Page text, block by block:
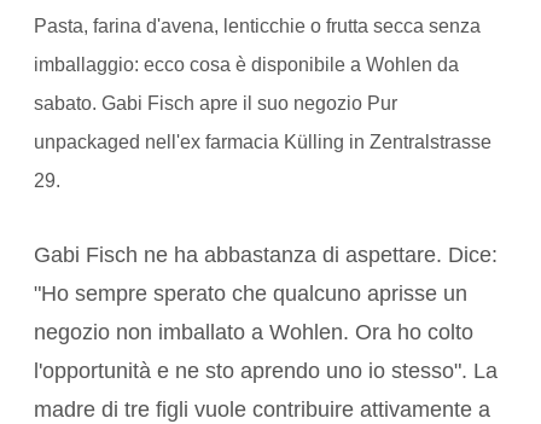
Pasta, farina d'avena, lenticchie o frutta secca senza
imballaggio: ecco cosa è disponibile a Wohlen da
sabato. Gabi Fisch apre il suo negozio Pur
unpackaged nell'ex farmacia Külling in Zentralstrasse
29.
Gabi Fisch ne ha abbastanza di aspettare. Dice:
"Ho sempre sperato che qualcuno aprisse un
negozio non imballato a Wohlen. Ora ho colto
l'opportunità e ne sto aprendo uno io stesso". La
madre di tre figli vuole contribuire attivamente a